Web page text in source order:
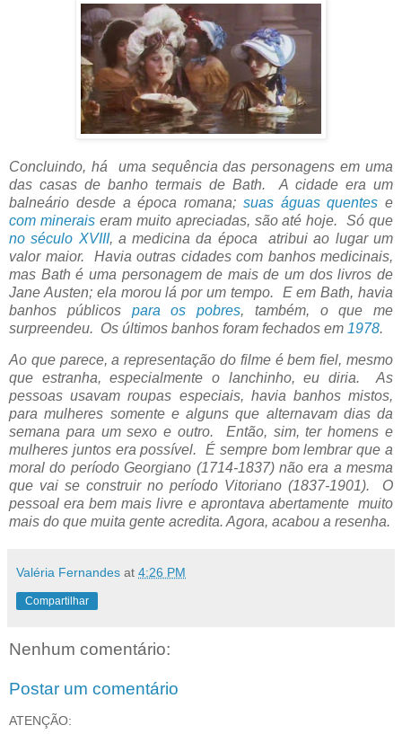
Concluindo, há uma sequência das personagens em uma
das casas de banho termais de Bath. A cidade era um
balneário desde a época romana; suas águas quentes e
com mineraiseram muito apreciadas, são até hoje. Só que
no século XVIII, a medicina da época atribui ao lugar um
valor maior. Havia outras cidades com banhos medicinais,
mas Bath é uma personagem de mais de um dos livros de
Jane Austen; ela morou lá por um tempo. E em Bath, havia
banhos públicos para os pobres, também, o que me
surpreendeu. Os últimos banhos foram fechados em 1978.
Ao que parece, a representação do filme é bem fiel, mesmo
que estranha, especialmente o lanchinho, eu diria. As
pessoas usavam roupas especiais, havia banhos mistos,
para mulheres somente e alguns que alternavam dias da
semana para um sexo e outro. Então, sim, ter homens e
mulheres juntos era possível. É sempre bom lembrar que a
moral do período Georgiano (1714-1837)não era a mesma
que vai se construir no período Vitoriano (1837-1901). O
pessoal era bem mais livre e aprontava abertamente muito
mais do que muita gente acredita. Agora, acabou a resenha.
Valéria Fernandes at 4:26 PM
Compartilhar
Nenhum comentário:
Postar um comentário
ATENÇÃO: